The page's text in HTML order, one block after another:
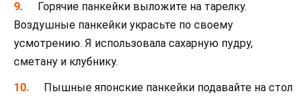
Горячие панкейки выложите на тарелку.
Воздушные панкейки украсьте по своему
усмотрению. Я использовала сахарную пудру,
сметану и клубнику.
Пышные японские панкейки подавайте на стол